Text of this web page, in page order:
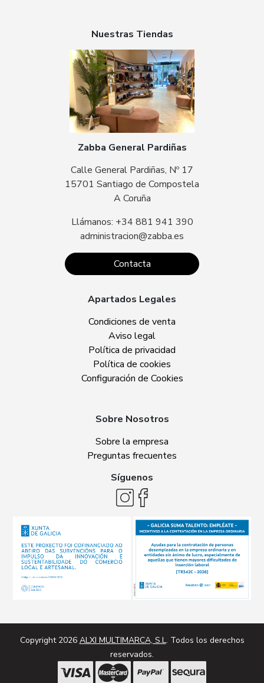
Nuestras Tiendas
Zabba General Pardiñas
Calle General Pardiñas, Nº 17
15701 Santiago de Compostela
A Coruña
Llámanos: +34 881 941 390
administracion@zabba.es
Contacta
Apartados Legales
Condiciones de venta
Aviso legal
Política de privacidad
Política de cookies
Configuración de Cookies
Sobre Nosotros
Sobre la empresa
Preguntas frecuentes
Síguenos
Copyright 2026 ALXI MULTIMARCA, S.L. Todos los derechos
reservados.